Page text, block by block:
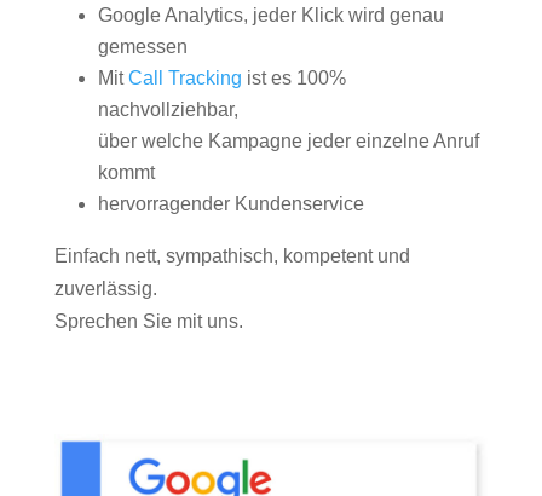
Google Analytics, jeder Klick wird genau
gemessen
MitCall Tracking ist es 100%
nachvollziehbar,
über welche Kampagne jeder einzelne Anruf
kommt
hervorragender Kundenservice
Einfach nett, sympathisch, kompetent und
zuverlässig.
Sprechen Sie mit uns.